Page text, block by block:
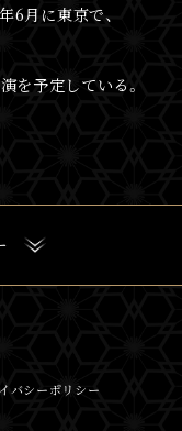
6月に東京で、
を予定している。
バシーポリシー